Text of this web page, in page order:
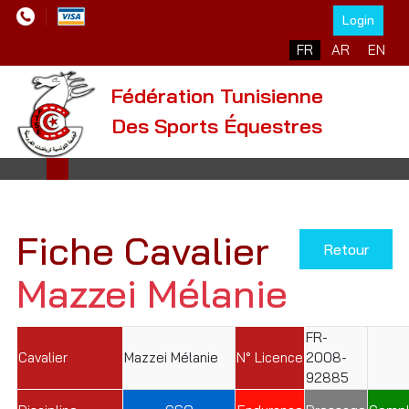
Login
Sélectionnez votre
FR AR EN
Fédération Tunisienne
Des Sports Équestres
Retour
Fiche Cavalier
Mazzei Mélanie
Cavalier Mazzei Mélanie N° Licence
FR-
2008-
92885